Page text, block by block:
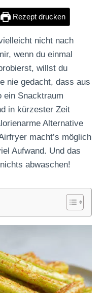
Rezept drucken
nicht nach
wenn du einmal
willst du
nie gedacht, dass aus
ein Snacktraum
in kürzester Zeit
Alternative
macht’s möglich
Aufwand. Und das
abwaschen!